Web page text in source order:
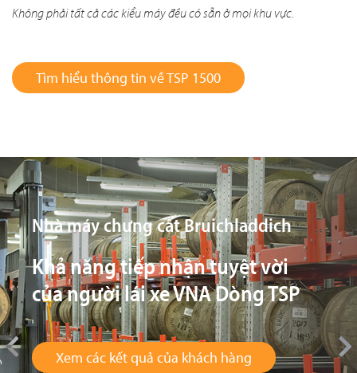
Không phải tất cả các kiểu máy đều có sẵn ở mọi khu vực.
Tìm hiểu thông tin về TSP 1500
Great Bear Distribution
Ấn tượng với chất lượng của xe
VNA Dòng TSP
Xem các kết quả của khách hàng